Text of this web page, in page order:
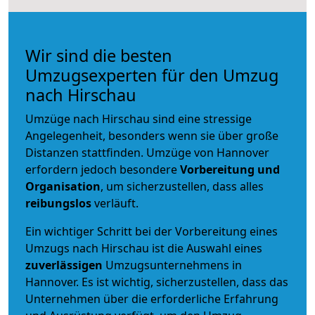
Wir sind die besten
Umzugsexperten für den Umzug
nach Hirschau
Umzüge nach Hirschau sind eine stressige
Angelegenheit, besonders wenn sie über große
Distanzen stattfinden. Umzüge von Hannover
erfordern jedoch besondereVorbereitung und
Organisation, um sicherzustellen, dass alles
reibungslosverläuft.
Ein wichtiger Schritt bei der Vorbereitung eines
Umzugs nach Hirschau ist die Auswahl eines
zuverlässigen Umzugsunternehmens in
Hannover. Es ist wichtig, sicherzustellen, dass das
Unternehmen über die erforderliche Erfahrung